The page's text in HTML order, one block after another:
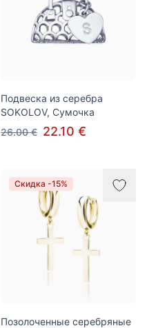
Подвеска из серебра
SOKOLOV, Сумочка
26.00 € 22.10 €
Скидка -15%
Позолоченные серебряные